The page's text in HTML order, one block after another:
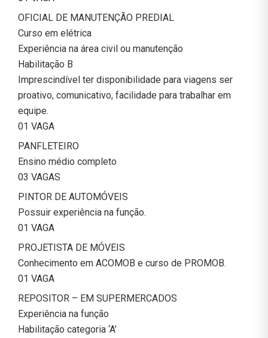
OFICIAL DE MANUTENÇÃO PREDIAL
Curso em elétrica
Experiência na área civil ou manutenção
Habilitação B
Imprescindível ter disponibilidade para viagens ser
proativo, comunicativo, facilidade para trabalhar em
equipe.
01 VAGA
PANFLETEIRO
Ensino médio completo
03 VAGAS
PINTOR DE AUTOMÓVEIS
Possuir experiência na função.
01 VAGA
PROJETISTA DE MÓVEIS
Conhecimento em ACOMOB e curso de PROMOB.
01 VAGA
REPOSITOR – EM SUPERMERCADOS
Experiência na função
Habilitação categoria ‘A’